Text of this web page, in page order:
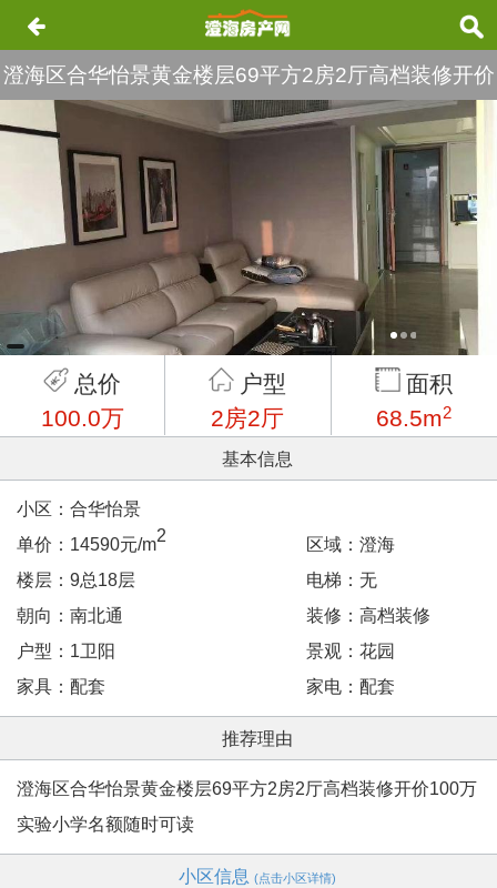
澄海区合华怡景黄金楼层69平方2房2厅高档装修开价
100万实验小学名额随时可读
总价
100.0万
户型
2房2厅
面积
68.5m2
基本信息
小区：合华怡景
单价：14590元/m2
区域：澄海
楼层：9总18层
电梯：无
朝向：南北通
装修：高档装修
户型：1卫阳
景观：花园
家具：配套
家电：配套
推荐理由
澄海区合华怡景黄金楼层69平方2房2厅高档装修开价100万
实验小学名额随时可读
小区信息 (点击小区详情)